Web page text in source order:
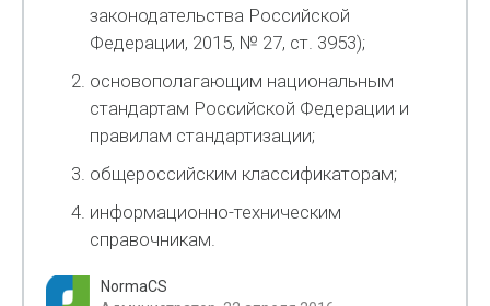
законодательства Российской
Федерации, 2015, № 27, ст. 3953);
основополагающим национальным
стандартам Российской Федерации и
правилам стандартизации;
общероссийским классификаторам;
информационно-техническим
справочникам.
NormaCS